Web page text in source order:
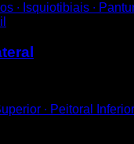
∙ Isquiotibiais ∙
∙ Peitoral